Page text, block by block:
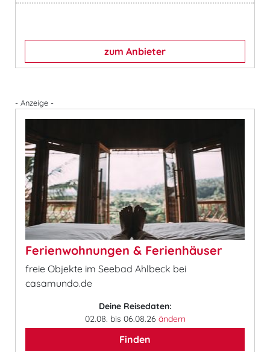
zum Anbieter
- Anzeige -
Ferienwohnungen & Ferienhäuser
freie Objekte im Seebad Ahlbeck bei
casamundo.de
Deine Reisedaten:
02.08. bis 06.08.26 ändern
Finden